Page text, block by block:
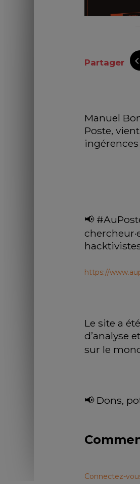
Partager
Manuel
Poste,
ingérences
📢
https://
Le site a
d’analyse
sur le
📢 Dons,
Connectez-